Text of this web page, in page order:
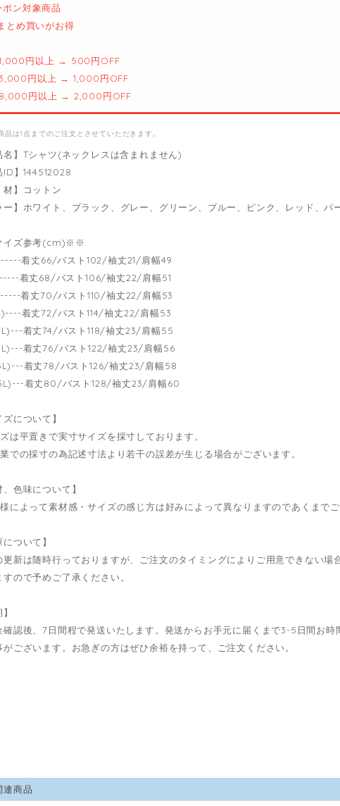
ポン対象商品
とめ買いがお得
円以上 → 500円OFF
円以上 → 1,000円OFF
円以上 → 2,000円OFF
品は1点までのご注文とさせていただきます。
名】Tシャツ(ネックレスは含まれません)
ID】144512028
材】コットン
ー】ホワイト、ブラック、グレー、グリーン、ブルー、ピンク、レッド、
ズ参考(cm)※※
着丈66/バスト102/袖丈21/肩幅49
着丈68/バスト106/袖丈22/肩幅51
着丈70/バスト110/袖丈22/肩幅53
着丈72/バスト114/袖丈22/肩幅53
着丈74/バスト118/袖丈23/肩幅55
着丈76/バスト122/袖丈23/肩幅56
着丈78/バスト126/袖丈23/肩幅58
着丈80/バスト128/袖丈23/肩幅60
ズについて】
は平置きで実寸サイズを採寸しております。
での採寸の為記述寸法より若干の誤差が生じる場合がございます。
、色味について】
によって素材感・サイズの感じ方は好みによって異なりますのであくまで
について】
更新は随時行っておりますが、ご注文のタイミングによりご用意できない
すので予めご了承ください。
確認後、7日間程で発送いたします。発送からお手元に届くまで3-5日間お
がございます。お急ぎの方はぜひ余裕を持って、ご注文ください。
連商品